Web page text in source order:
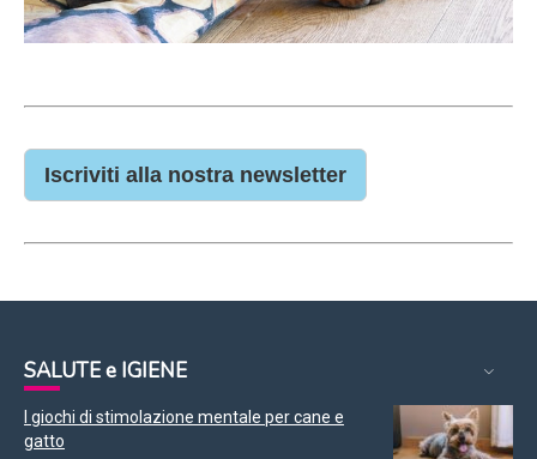
Iscriviti alla nostra newsletter
SALUTE e IGIENE
I giochi di stimolazione mentale per cane e
gatto